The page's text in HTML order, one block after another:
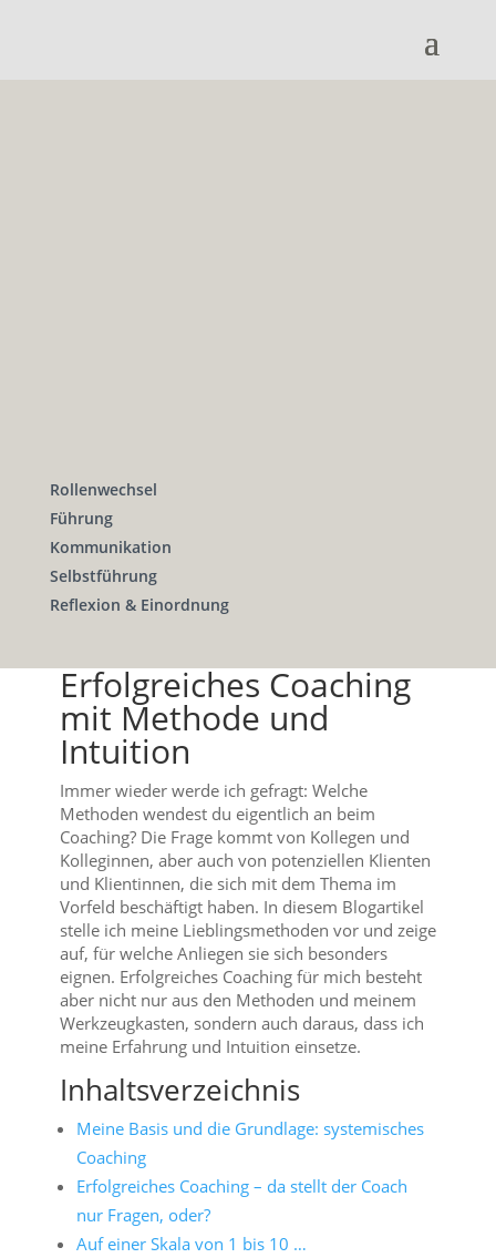
Rollenwechsel
Führung
Kommunikation
Selbstführung
Reflexion & Einordnung
Erfolgreiches Coaching
mit Methode und
Intuition
Immer wieder werde ich gefragt: Welche
Methoden wendest du eigentlich an beim
Coaching? Die Frage kommt von Kollegen und
Kolleginnen, aber auch von potenziellen Klienten
und Klientinnen, die sich mit dem Thema im
Vorfeld beschäftigt haben. In diesem Blogartikel
stelle ich meine Lieblingsmethoden vor und zeige
auf, für welche Anliegen sie sich besonders
eignen. Erfolgreiches Coaching für mich besteht
aber nicht nur aus den Methoden und meinem
Werkzeugkasten, sondern auch daraus, dass ich
meine Erfahrung und Intuition einsetze.
Inhaltsverzeichnis
Meine Basis und die Grundlage: systemisches
Coaching
Erfolgreiches Coaching – da stellt der Coach
nur Fragen, oder?
Auf einer Skala von 1 bis 10 …